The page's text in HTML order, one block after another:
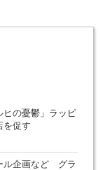
ヒの憂鬱」ラッピ
促す
ル企画など グラ